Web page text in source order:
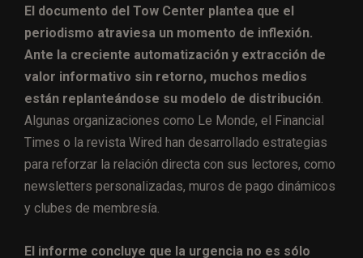
El documento del Tow Center plantea que el
periodismo atraviesa un momento de inflexión.
Ante la creciente automatización y extracción de
valor informativo sin retorno, muchos medios
están replanteándose su modelo de distribución.
Algunas organizaciones como Le Monde, el Financial
Times o la revista Wired han desarrollado estrategias
para reforzar la relación directa con sus lectores, como
newsletters personalizadas, muros de pago dinámicos
y clubes de membresía.
El informe concluye que la urgencia no es sólo